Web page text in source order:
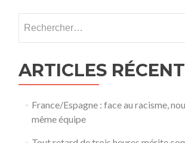
ARTICLES
France/Espagne : face au racisme,
même équipe